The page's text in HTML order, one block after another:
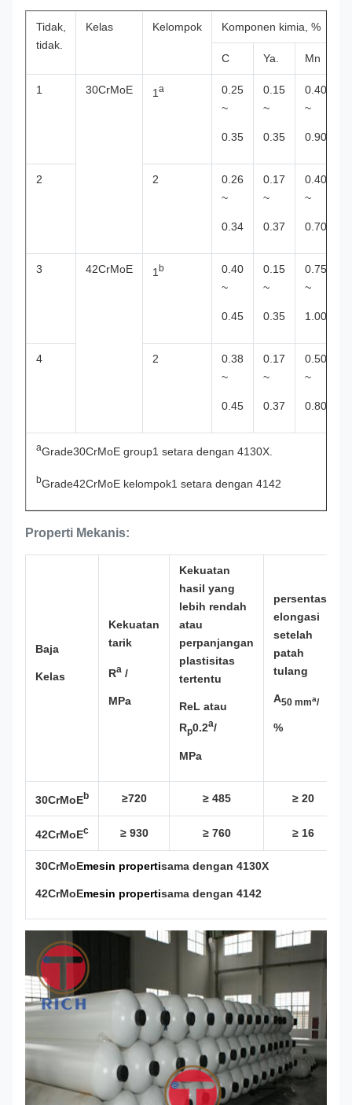
Tidak,
tidak.
Kelas Kelompok Komponen kimia, %
C Ya. Mn
1 30CrMoE 1 a
0.25
~
0.35
0.15
~
0.35
0.40
~
0.90
2 2
0.26
~
0.34
0.17
~
0.37
0.40
~
0.70
3 42CrMoE 1 b
0.40
~
0.45
0.15
~
0.35
0.75
~
1.00
4 2
0.38
~
0.45
0.17
~
0.37
0.50
~
0.80
aGrade30CrMoE group1 setara dengan 4130X.
bGrade42CrMoE kelompok1 setara dengan 4142
Properti Mekanis:
Baja
Kelas
Kekuatan
tarik
Ra /
MPa
Kekuatan
hasil yang
lebih rendah
atau
perpanjangan
plastisitas
tertentu
ReL atau
Rp0.2a/
MPa
persentase
elongasi
setelah
patah
tulang
A50 mma/
%
30CrMoEb ≥720 ≥ 485 ≥ 20
42CrMoEc ≥ 930 ≥ 760 ≥ 16
30CrMoEmesin propertisama dengan 4130X
42CrMoEmesin propertisama dengan 4142